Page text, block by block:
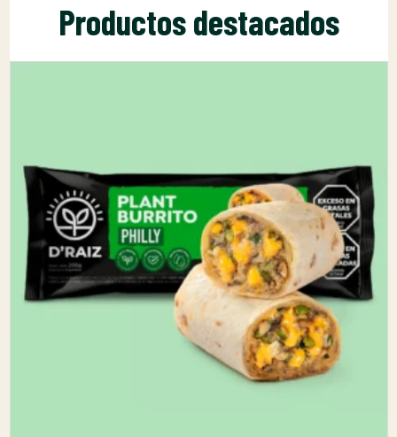
Productos destacados